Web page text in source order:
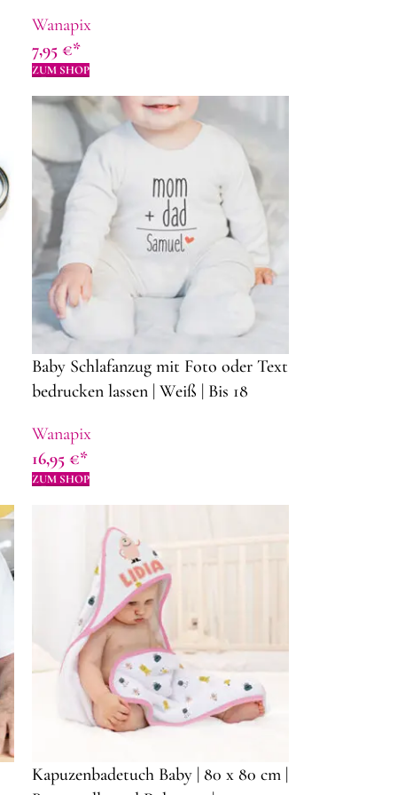
Geschenkidee zum Vatertag
Wanapix
7,95 €
ZUM SHOP
Baby Schlafanzug mit Foto oder Text
bedrucken lassen | Weiß | Bis 18
Wanapix
16,95 €
ZUM SHOP
Kapuzenbadetuch Baby | 80 x 80 cm |